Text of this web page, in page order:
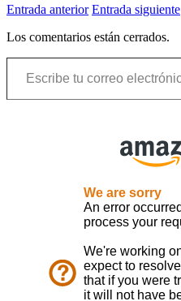
Entrada anterior Entrada siguiente
Los comentarios están cerrados.
Escribe tu correo electrónico…